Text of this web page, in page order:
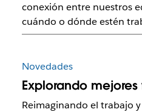
conexión entre nuestros
cuándo o dónde estén
Novedades
Explorando
Reimaginando el trabajo